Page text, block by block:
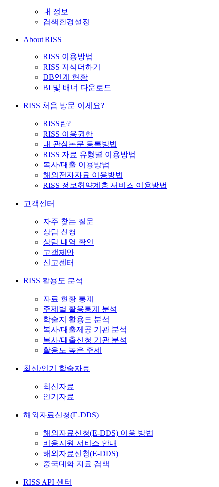
내 정보
검색환경설정
About RISS
RISS 이용방법
RISS 지식더하기
DB연계 현황
BI 및 배너 다운로드
RISS 처음 방문 이세요?
RISS란?
RISS 이용권한
내 관심논문 등록방법
RISS 자료 유형별 이용방법
복사/대출 이용방법
해외전자자료 이용방법
RISS 정보취약계층 서비스 이용방법
고객센터
자주 찾는 질문
상담 신청
상담 내역 확인
고객제안
신고센터
RISS 활용도 분석
자료 현황 통계
주제별 활용통계 분석
학술지 활용도 분석
복사/대출제공 기관 분석
복사/대출신청 기관 분석
활용도 높은 주제
최신/인기 학술자료
최신자료
인기자료
해외자료신청(E-DDS)
해외자료신청(E-DDS) 이용 방법
비용지원 서비스 안내
해외자료신청(E-DDS)
중국대학 자료 검색
RISS API 센터